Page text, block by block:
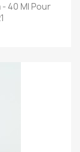
40 Ml Pour